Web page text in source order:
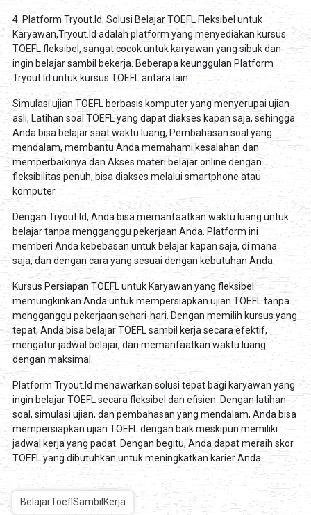
4. Platform Tryout.Id: Solusi Belajar TOEFL Fleksibel untuk
Karyawan,Tryout.Id adalah platform yang menyediakan kursus
TOEFL fleksibel, sangat cocok untuk karyawan yang sibuk dan
ingin belajar sambil bekerja. Beberapa keunggulan Platform
Tryout.Id untuk kursus TOEFL antara lain:
Simulasi ujian TOEFL berbasis komputer yang menyerupai ujian
asli, Latihan soal TOEFL yang dapat diakses kapan saja, sehingga
Anda bisa belajar saat waktu luang, Pembahasan soal yang
mendalam, membantu Anda memahami kesalahan dan
memperbaikinya dan Akses materi belajar online dengan
fleksibilitas penuh, bisa diakses melalui smartphone atau
komputer.
Dengan Tryout.Id, Anda bisa memanfaatkan waktu luang untuk
belajar tanpa mengganggu pekerjaan Anda. Platform ini
memberi Anda kebebasan untuk belajar kapan saja, di mana
saja, dan dengan cara yang sesuai dengan kebutuhan Anda.
Kursus Persiapan TOEFL untuk Karyawan yang fleksibel
memungkinkan Anda untuk mempersiapkan ujian TOEFL tanpa
mengganggu pekerjaan sehari-hari. Dengan memilih kursus yang
tepat, Anda bisa belajar TOEFL sambil kerja secara efektif,
mengatur jadwal belajar, dan memanfaatkan waktu luang
dengan maksimal.
Platform Tryout.Id menawarkan solusi tepat bagi karyawan yang
ingin belajar TOEFL secara fleksibel dan efisien. Dengan latihan
soal, simulasi ujian, dan pembahasan yang mendalam, Anda bisa
mempersiapkan ujian TOEFL dengan baik meskipun memiliki
jadwal kerja yang padat. Dengan begitu, Anda dapat meraih skor
TOEFL yang dibutuhkan untuk meningkatkan karier Anda.
BelajarToeflSambilKerja